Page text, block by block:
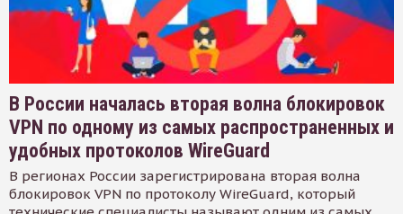
В России началась вторая волна блокировок
VPN по одному из самых распространенных и
удобных протоколов WireGuard
В регионах России зарегистрирована вторая волна
блокировок VPN по протоколу WireGuard, который